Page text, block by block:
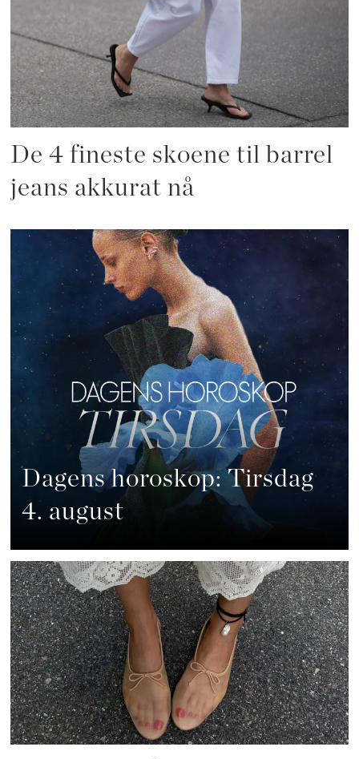
De 4 fineste skoene til barrel
jeans akkurat nå
Dagens horoskop: Tirsdag
4. august